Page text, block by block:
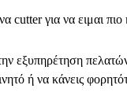
cutter για να ειμαι πιο
εξυπηρέτηση
ή να κάνεις